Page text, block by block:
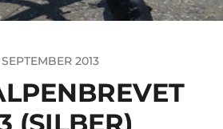
2013